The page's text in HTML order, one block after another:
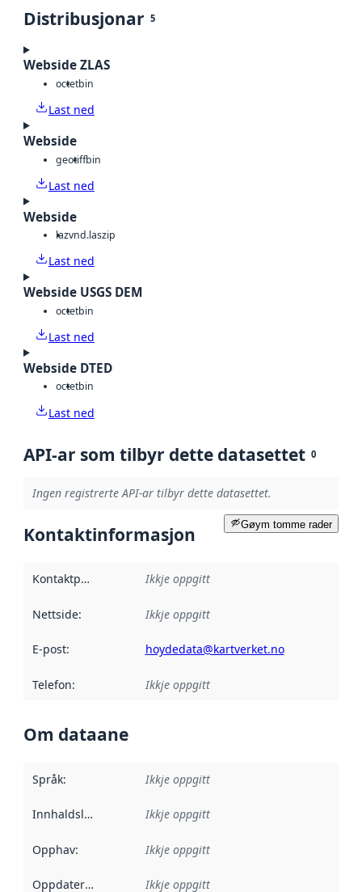
Distribusjonar 5
Webside ZLAS
octetbin
Last ned
Webside
geotiffbin
Last ned
Webside
lazvnd.laszip
Last ned
Webside USGS DEM
octetbin
Last ned
Webside DTED
octetbin
Last ned
API-ar som tilbyr dette datasettet 0
Ingen registrerte API-ar tilbyr dette datasettet.
Gøym tomme rader
Kontaktinformasjon
Kontaktpunkt Ikkje oppgitt
Nettside: Ikkje oppgitt
E-post: hoydedata@kartverket.no
Telefon: Ikkje oppgitt
Om dataane
Språk: Ikkje oppgitt
Innhaldsleverandørar :
Ikkje oppgitt
Opphav: Ikkje oppgitt
Oppdateringsfrekvens :
Ikkje oppgitt